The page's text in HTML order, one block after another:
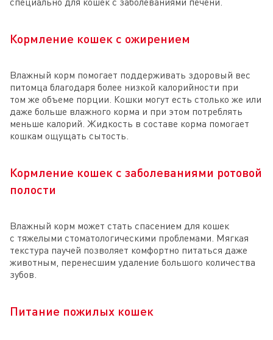
Кормление кошек с ожирением
Влажный корм помогает поддерживать здоровый вес
питомца благодаря более низкой калорийности при
том же объеме порции. Кошки могут есть столько же или
даже больше влажного корма и при этом потреблять
меньше калорий. Жидкость в составе корма помогает
кошкам ощущать сытость.
Кормление кошек с заболеваниями ротовой
полости
Влажный корм может стать спасением для кошек
с тяжелыми стоматологическими проблемами. Мягкая
текстура паучей позволяет комфортно питаться даже
животным, перенесшим удаление большого количества
зубов.
Питание пожилых кошек